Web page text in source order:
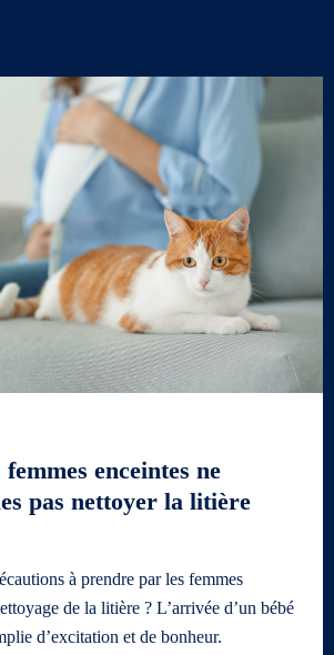
enceintes ne
pas nettoyer la litière
à prendre par les femmes
de la litière ? L’arrivée d’un bébé
d’excitation et de bonheur.